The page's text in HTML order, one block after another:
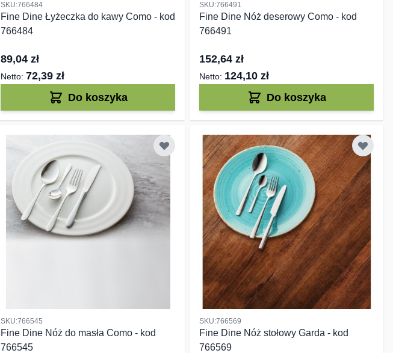
SKU:766484
Fine Dine Łyżeczka do kawy Como - kod
766484
89,04 zł
72,39 zł
Do koszyka
SKU:766491
Fine Dine Nóż deserowy Como - kod
766491
152,64 zł
124,10 zł
Do koszyka
SKU:766545
Fine Dine Nóż do masła Como - kod
766545
SKU:766569
Fine Dine Nóż stołowy Garda - kod
766569